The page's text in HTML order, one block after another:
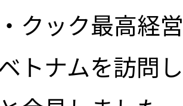
クック最高経
トナムを訪問